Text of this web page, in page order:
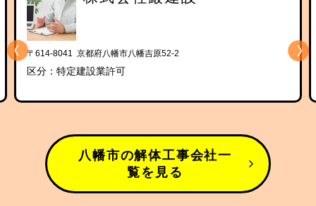
〒614-8041 京都府八幡市八幡吉原52-2
区分：特定建設業許可
八幡市の解体工事会社一
覧を見る